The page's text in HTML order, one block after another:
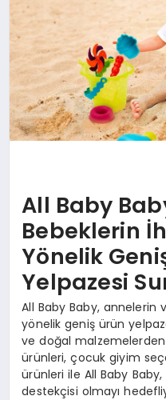
All Baby
Bebeklerin
Yönelik
Yelpazesi
All Baby Baby, annelerin
yönelik geniş ürün
ve doğal
ürünleri, çocuk giyim
ürünleri ile All Baby
destekçisi olmayı